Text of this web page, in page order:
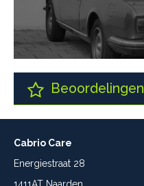
Beoordelingen
Cabrio Care
Energiestraat 28